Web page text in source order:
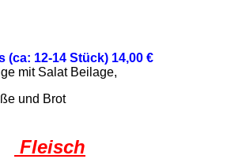
(ca: 12-14 Stück) 14,00 €
mit Sal at Beilage,
und Brot
Fleisch